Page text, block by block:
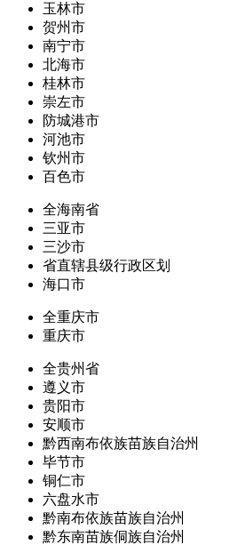
玉林市
贺州市
南宁市
北海市
桂林市
崇左市
防城港市
河池市
钦州市
百色市
全海南省
三亚市
三沙市
省直辖县级行政区划
海口市
全重庆市
重庆市
全贵州省
遵义市
贵阳市
安顺市
黔西南布依族苗族自治州
毕节市
铜仁市
六盘水市
黔南布依族苗族自治州
黔东南苗族侗族自治州